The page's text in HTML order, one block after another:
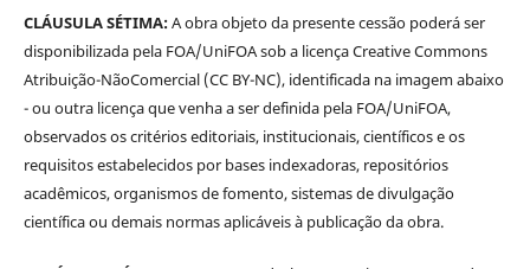
CLÁUSULA SÉTIMA:A obra objeto da presente cessão poderá ser
disponibilizada pela FOA/UniFOA sob a licença Creative Commons
Atribuição-NãoComercial (CC BY-NC), identificada na imagem abaixo
- ou outra licença que venha a ser definida pela FOA/UniFOA,
observados os critérios editoriais, institucionais, científicos e os
requisitos estabelecidos por bases indexadoras, repositórios
acadêmicos, organismos de fomento, sistemas de divulgação
científica ou demais normas aplicáveis à publicação da obra.